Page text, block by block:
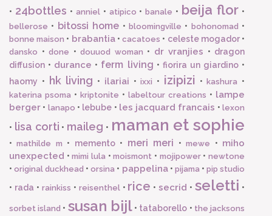
• 24bottles • anniel• atipico •banale • beija flor •
bellerose • bitossi home • bloomingville • bohonomad •
bonne maison • brabantia•cacatoes • celeste mogador•
dansko • done • douuod woman • dr vranjies • dragon
diffusion • durance • ferm living • fiorira un giardino•
haomy • hk living • ilariai •ixxi • izipizi •kashura •
katerina psoma • kriptonite • labeltour creations • lampe
berger • lanapo • lebube • les jacquard francais •lexon
• lisa corti • maileg • maman et sophie
•mathilde m • memento• meri meri •mewe • miho
unexpected •mimi lula •moismont • mojipower•newtone
•original duckhead •orsina • pappelina• pijama • pip studio
• rada • rainkiss • reisenthel• rice •secrid •seletti •
sorbet island • susan bijl• tataborello • the jacksons